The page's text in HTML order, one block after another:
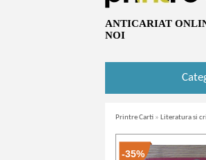
ANTICARIAT
NOI
Printre Carti » Literatura si
-35%